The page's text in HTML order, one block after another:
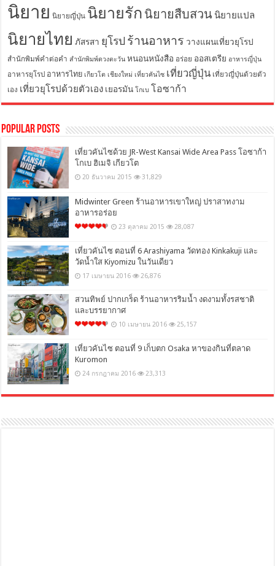
นิยาย นิยายญี่ปุ่น นิยายรัก นิยายสืบสวน นิยายแปล
นิยายไทย ภัสรสา ยุโรป ร้านอาหาร วางแผนเที่ยวยุโรป
สำนักพิมพ์คำต่อคำ สำนักพิมพ์ดวงตะวัน หนอนหนังสือ อร่อย ออสเตรีย อาหารญี่ปุ่น
อาหารยุโรป อาหารไทย เกียวโต เชียงใหม่ เที่ยวคันไซ เที่ยวญี่ปุ่น เที่ยวญี่ปุ่นด้วยตัว
เอง เที่ยวยุโรปด้วยตัวเอง เยอรมัน โกเบ โอซาก้า
Popular Posts
เที่ยวคันไซด้วย JR-West Kansai Wide Area Pass โอซาก้า
โกเบ ฮิเมจิ เกียวโต
20 ธันวาคม 2015 31,829
Midwinter Green ร้านอาหารเขาใหญ่ ปราสาทงาม
อาหารอร่อย
23 ตุลาคม 2015 28,087
เที่ยวคันไซ ตอนที่ 6 Arashiyama วัดทอง Kinkakuji และ
วัดน้ำใส Kiyomizu ในวันเดียว
17 เมษายน 2016 26,876
สวนทิพย์ ปากเกร็ด ร้านอาหารริมน้ำ งดงามทั้งรสชาติ
และบรรยากาศ
10 เมษายน 2016 25,157
เที่ยวคันไซ ตอนที่ 9 เก็บตก Osaka หาของกินที่ตลาด
Kuromon
24 กรกฎาคม 2016 23,313